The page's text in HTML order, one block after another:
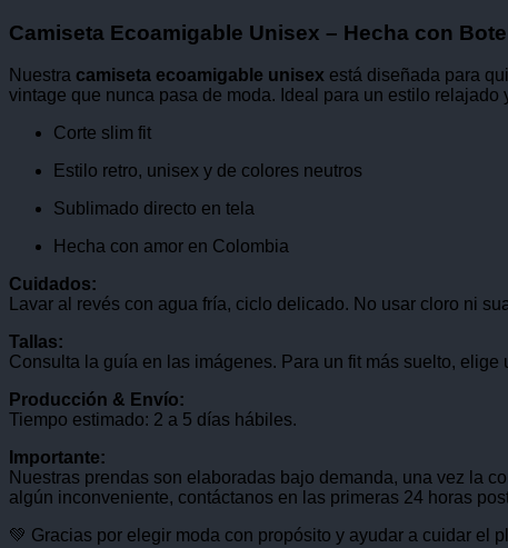
Camiseta Ecoamigable Unisex – Hecha con
Nuestra camiseta ecoamigable unisex está diseñada para
vintage que nunca pasa de moda. Ideal para un estilo relajado
Corte slim fit
Estilo retro, unisex y de colores neutros
Sublimado directo en tela
Hecha con amor en Colombia
Cuidados:
Lavar al revés con agua fría, ciclo delicado. No usar cloro ni
Tallas:
Consulta la guía en las imágenes. Para un fit más suelto, elige
Producción & Envío:
Tiempo estimado: 2 a 5 días hábiles.
Importante:
Nuestras prendas son elaboradas bajo demanda, una vez la
algún inconveniente, contáctanos en las primeras 24 horas
💚 Gracias por elegir moda con propósito y ayudar a cuidar el